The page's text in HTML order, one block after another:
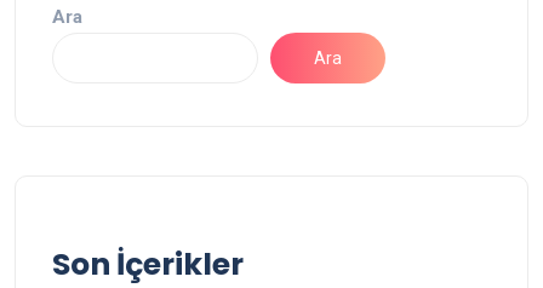
Ara
Ara
Son İçerikler